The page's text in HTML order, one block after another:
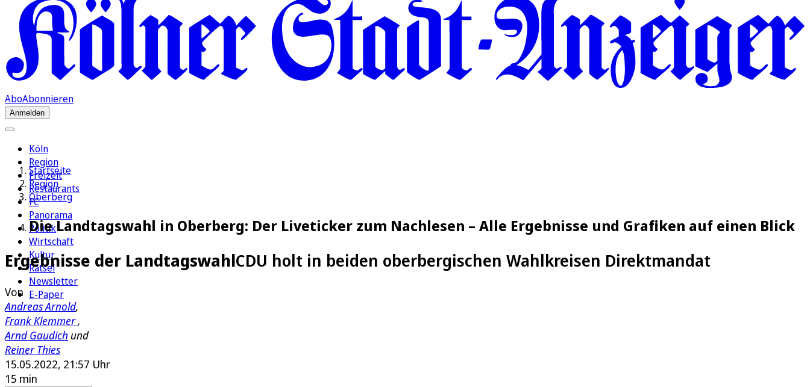
AboAbonnieren
Anmelden
Köln
Region
Freizeit
Restaurants
FC
Panorama
Politik
Wirtschaft
Kultur
Rätsel
Newsletter
E-Paper
Startseite
Region
Oberberg
Die Landtagswahl in Oberberg: Der Liveticker zum Nachlesen – Alle Ergebnisse und Grafiken auf einen Blick
Ergebnisse der LandtagswahlCDU holt in beiden oberbergischen Wahlkreisen Direktmandat
Von
Andreas Arnold,
Frank Klemmer,
Arnd Gaudich und
Reiner Thies
15.05.2022, 21:57 Uhr
15 min